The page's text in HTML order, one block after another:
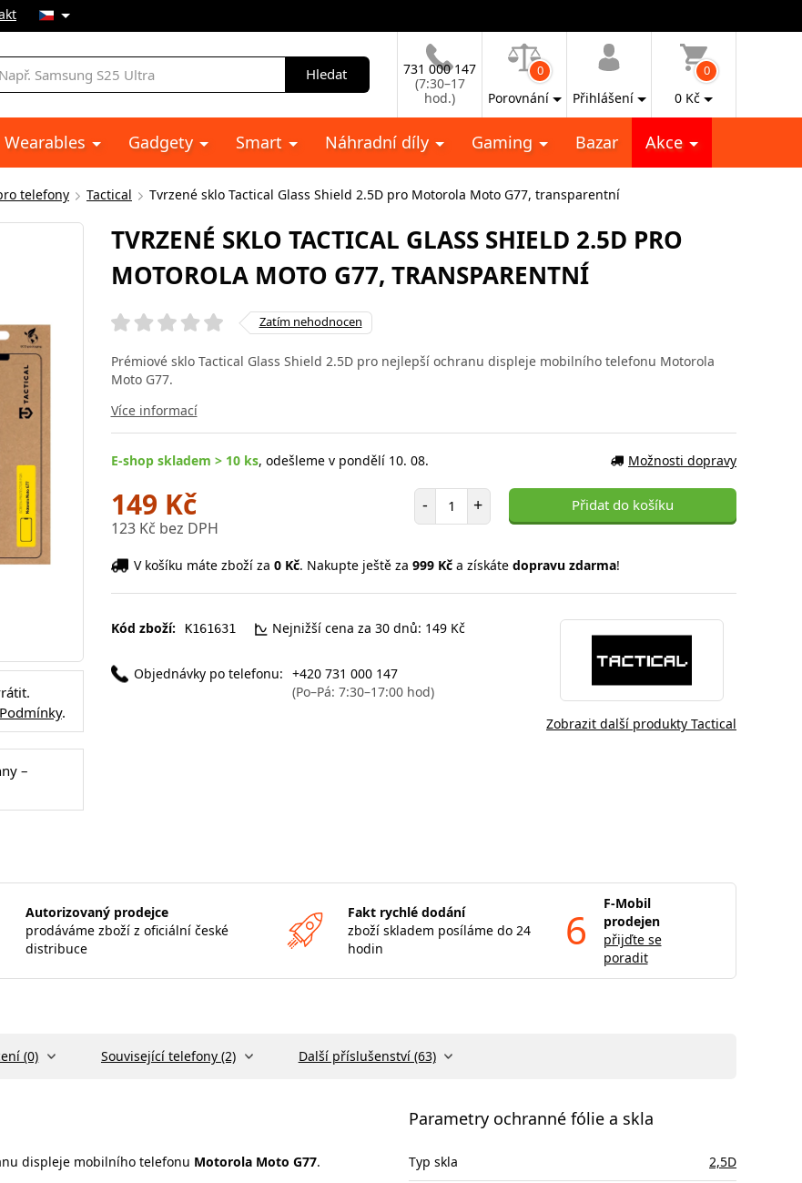
Hledat
731 000 147
(7:30–17
hod.)
0
Porovnání Přihlášení
0
0 Kč
Wearables Gadgety Smart Náhradní díly Gaming Bazar Akce
telefony Tactical Tvrzené sklo Tactical Glass Shield 2.5D pro Motorola Moto G77, transparentní
Podmínky.
–
TVRZENÉ SKLO TACTICAL GLASS SHIELD 2.5D PRO
MOTOROLA MOTO G77, TRANSPARENTNÍ
Zatím nehodnocen
Prémiové sklo Tactical Glass Shield 2.5D pro nejlepší ochranu displeje mobilního telefonu Motorola
Moto G77.
Více informací
E-shop skladem > 10 ks, odešleme v pondělí 10. 08. Možnosti dopravy
149 Kč
123 Kč bez DPH
- Počet položek
+ Přidat do košíku
V košíku máte zboží za 0 Kč. Nakupte ještě za 999 Kča získáte dopravu zdarma!
Kód zboží: K161631 Nejnižší cena za 30 dnů: 149 Kč
Objednávky po telefonu: +420 731 000 147
(Po–Pá: 7:30–17:00 hod)
Zobrazit další produkty Tactical
Autorizovaný prodejce
prodáváme zboží z oficiální české
distribuce
Fakt rychlé dodání
zboží skladem posíláme do 24
hodin
6
F-Mobil
prodejen
přijďte se
poradit
(0) Související telefony (2) Další příslušenství (63)
displeje mobilního telefonu Motorola Moto G77.
Parametry ochranné fólie a skla
Typ skla 2,5D